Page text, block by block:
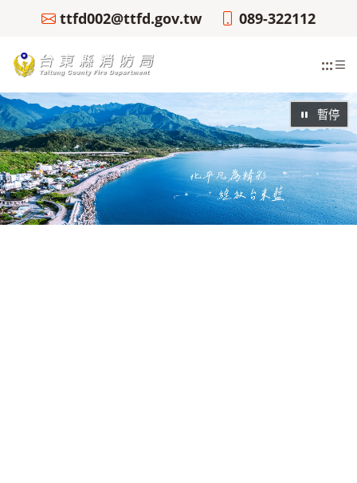
ttfd002@ttfd.gov.tw 089-322112
:::
暫停